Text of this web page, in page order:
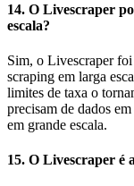
14. O Livescraper
escala?
Sim, o Livescraper
scraping em larga
limites de taxa o
precisam de dados
em grande escala.
15. O Livescraper é